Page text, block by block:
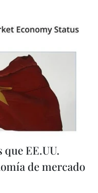
EE.UU.
de mercado